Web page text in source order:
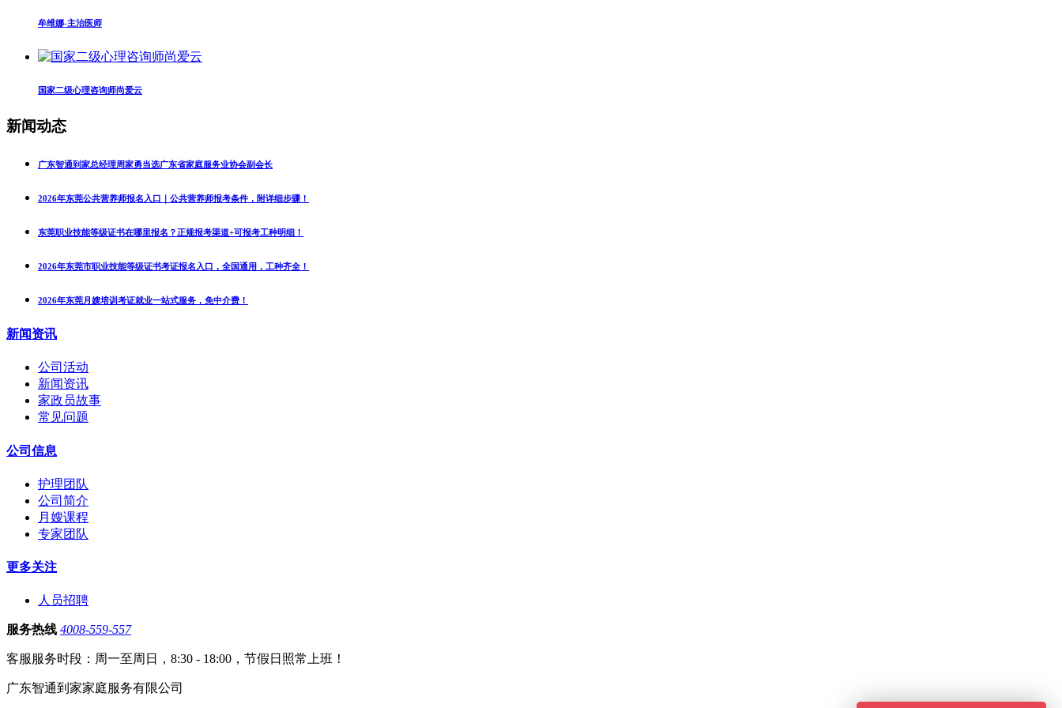
牟维娜-主治医师
国家二级心理咨询师尚爱云
新闻动态
广东智通到家总经理周家勇当选广东省家庭服务业协会副会长
2026年东莞公共营养师报名入口｜公共营养师报考条件，附详细步骤！
东莞职业技能等级证书在哪里报名？正规报考渠道+可报考工种明细！
2026年东莞市职业技能等级证书考证报名入口，全国通用，工种齐全！
2026年东莞月嫂培训考证就业一站式服务，免中介费！
新闻资讯
公司活动
新闻资讯
家政员故事
常见问题
公司信息
护理团队
公司简介
月嫂课程
专家团队
更多关注
人员招聘
服务热线 4008-559-557
客服服务时段：周一至周日，8:30 - 18:00，节假日照常上班！
广东智通到家家庭服务有限公司